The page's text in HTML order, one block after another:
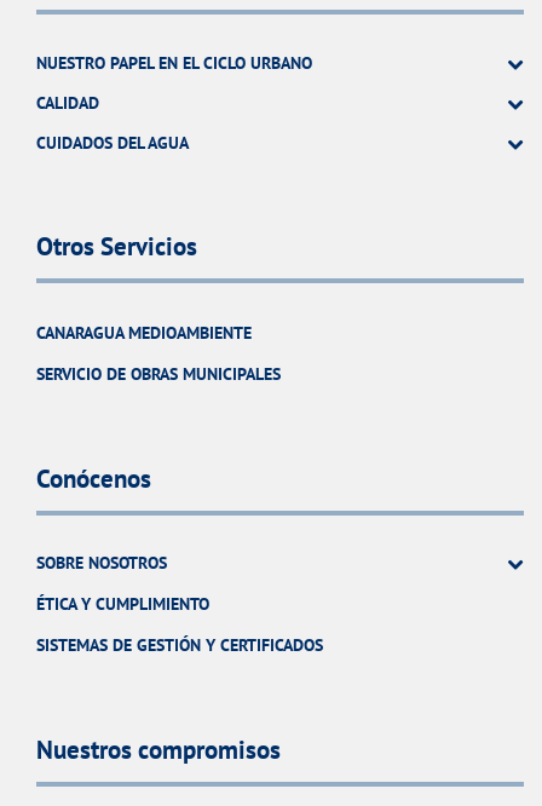
NUESTRO PAPEL EN EL CICLO URBANO
CALIDAD
CUIDADOS DEL AGUA
Otros Servicios
CANARAGUA MEDIOAMBIENTE
SERVICIO DE OBRAS MUNICIPALES
Conócenos
SOBRE NOSOTROS
ÉTICA Y CUMPLIMIENTO
SISTEMAS DE GESTIÓN Y CERTIFICADOS
Nuestros compromisos